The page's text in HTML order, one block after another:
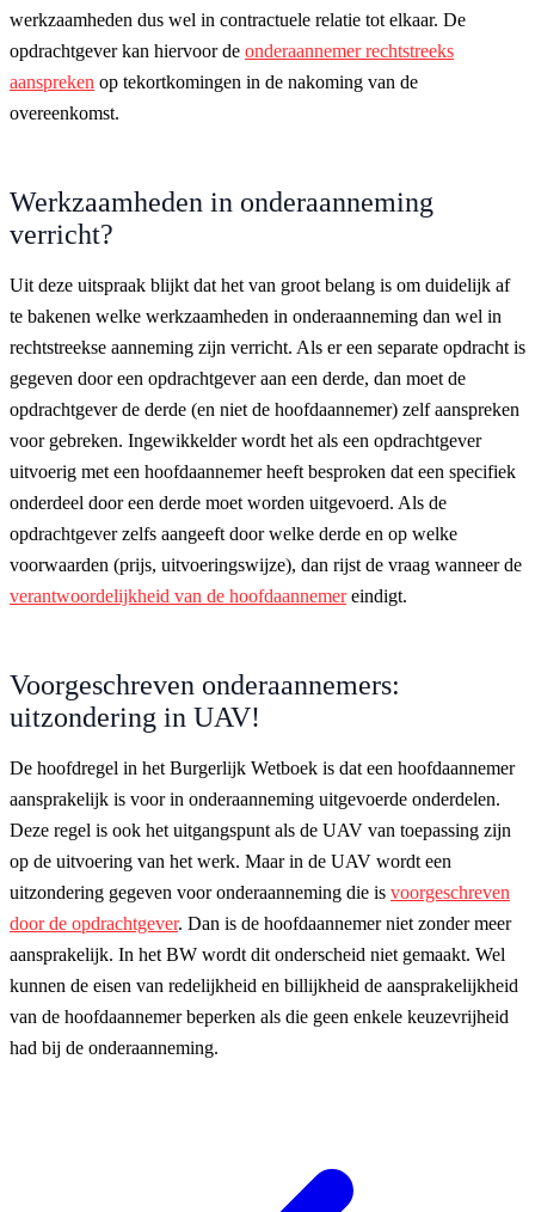
werkzaamheden dus wel in contractuele relatie tot elkaar. De
opdrachtgever kan hiervoor de onderaannemer rechtstreeks
aanspreken op tekortkomingen in de nakoming van de
overeenkomst.
Werkzaamheden in onderaanneming
verricht?
Uit deze uitspraak blijkt dat het van groot belang is om duidelijk af
te bakenen welke werkzaamheden in onderaanneming dan wel in
rechtstreekse aanneming zijn verricht. Als er een separate opdracht is
gegeven door een opdrachtgever aan een derde, dan moet de
opdrachtgever de derde (en niet de hoofdaannemer) zelf aanspreken
voor gebreken. Ingewikkelder wordt het als een opdrachtgever
uitvoerig met een hoofdaannemer heeft besproken dat een specifiek
onderdeel door een derde moet worden uitgevoerd. Als de
opdrachtgever zelfs aangeeft door welke derde en op welke
voorwaarden (prijs, uitvoeringswijze), dan rijst de vraag wanneer de
verantwoordelijkheid van de hoofdaannemereindigt.
Voorgeschreven onderaannemers:
uitzondering in UAV!
De hoofdregel in het Burgerlijk Wetboek is dat een hoofdaannemer
aansprakelijk is voor in onderaanneming uitgevoerde onderdelen.
Deze regel is ook het uitgangspunt als de UAV van toepassing zijn
op de uitvoering van het werk. Maar in de UAV wordt een
uitzondering gegeven voor onderaanneming die is voorgeschreven
door de opdrachtgever. Dan is de hoofdaannemer niet zonder meer
aansprakelijk. In het BW wordt dit onderscheid niet gemaakt. Wel
kunnen de eisen van redelijkheid en billijkheid de aansprakelijkheid
van de hoofdaannemer beperken als die geen enkele keuzevrijheid
had bij de onderaanneming.